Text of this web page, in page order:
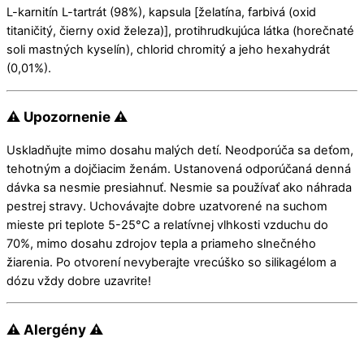
L-karnitín L-tartrát (98%), kapsula [želatína, farbivá (oxid
titaničitý, čierny oxid železa)], protihrudkujúca látka (horečnaté
soli mastných kyselín), chlorid chromitý a jeho hexahydrát
(0,01%).
⚠ Upozornenie ⚠
Uskladňujte mimo dosahu malých detí. Neodporúča sa deťom,
tehotným a dojčiacim ženám. Ustanovená odporúčaná denná
dávka sa nesmie presiahnuť. Nesmie sa používať ako náhrada
pestrej stravy. Uchovávajte dobre uzatvorené na suchom
mieste pri teplote 5-25°C a relatívnej vlhkosti vzduchu do
70%, mimo dosahu zdrojov tepla a priameho slnečného
žiarenia. Po otvorení nevyberajte vrecúško so silikagélom a
dózu vždy dobre uzavrite!
⚠ Alergény ⚠